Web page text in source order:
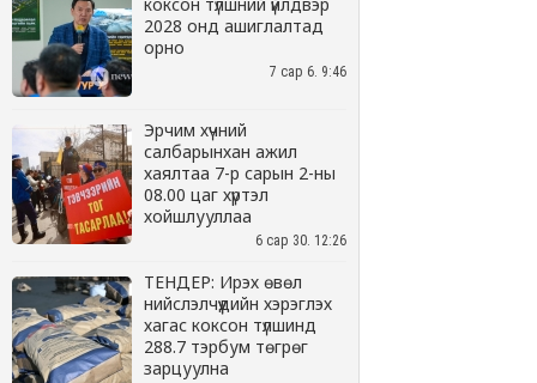
2028 онд ашиглалтад
орно
7 сар 6. 9:46
Эрчим хүчний
салбарынхан ажил
хаялтаа 7-р сарын 2-ны
08.00 цаг хүртэл
хойшлууллаа
6 сар 30. 12:26
ТЕНДЕР: Ирэх өвөл
нийслэлчүүдийн хэрэглэх
хагас коксон түлшинд
288.7 тэрбум төгрөг
зарцуулна